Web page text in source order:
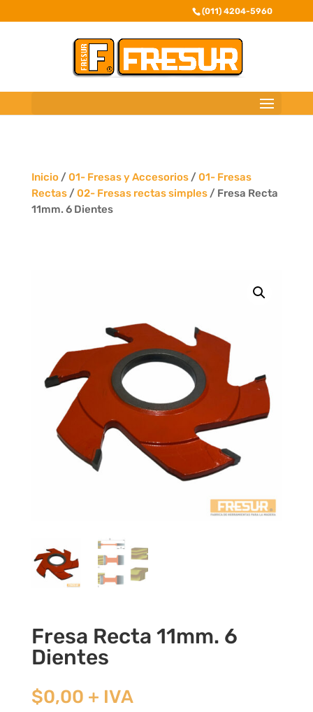
(011) 4204-5960
Inicio/ 01- Fresas y Accesorios/ 01- Fresas
Rectas/ 02- Fresas rectas simples/ Fresa Recta
11mm. 6 Dientes
Fresa Recta 11mm. 6
Dientes
$0,00 + IVA